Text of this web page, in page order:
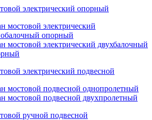
электрический опорный
мостовой электрический
опорный
мостовой электрический двухбалочный
электрический подвесной
мостовой подвесной однопролетный
мостовой подвесной двухпролетный
ручной подвесной